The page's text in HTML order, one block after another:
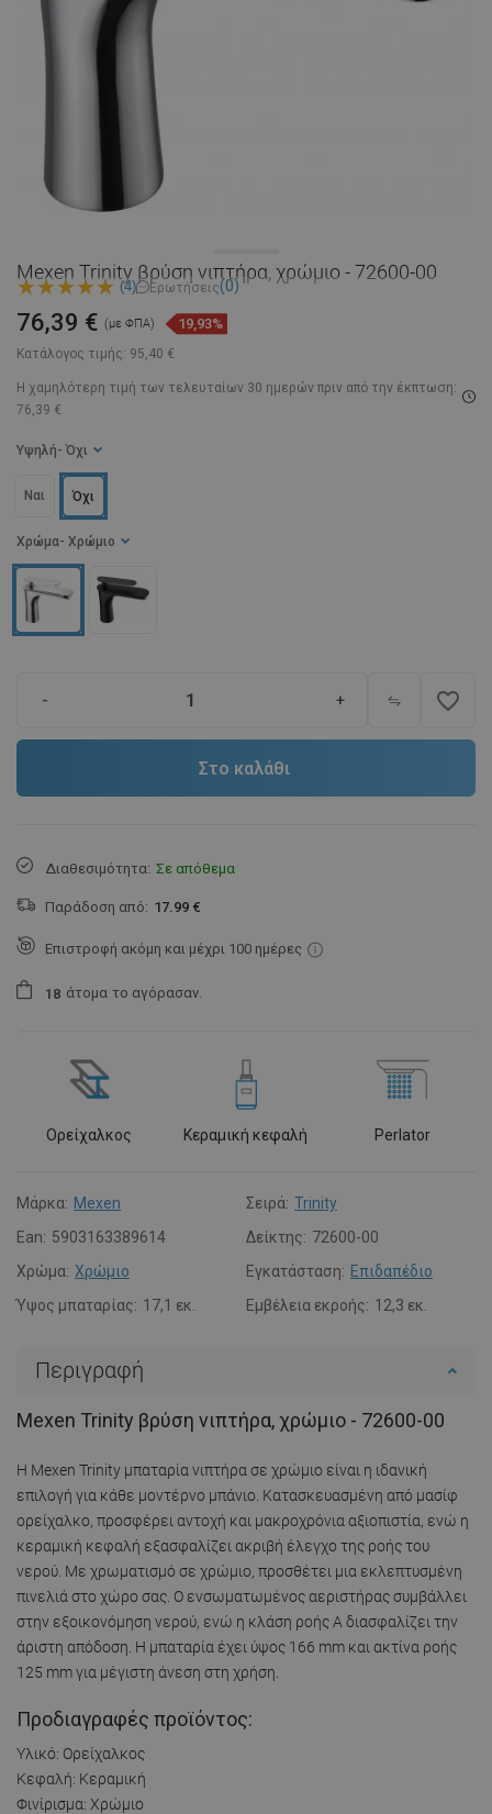
Mexen Trinity βρύση νιπτήρα, χρώμιο - 72600-00
(4) Ερωτήσεις(0)
Κατάλογος τιμής: 95,40 €
76,39 € (με ΦΠΑ) 19,93%
Η χαμηλότερη τιμή των τελευταίων 30 ημερών πριν από την έκπτωση:
76,39 €
Χρώμα - Χρώμιο
Υψηλή - Όχι
Ναι Όχι
- + favorite_border
Στο καλάθι
Διαθεσιμότητα: Σε απόθεμα
Παράδοση από: 17.99 €
Επιστροφή ακόμη και μέχρι 100 ημέρες
1 8 άτομα το αγόρασαν.
Ορείχαλκος Κεραμική κεφαλή Perlator
Μάρκα: Mexen Σειρά: Trinity
Ean: 5903163389614 Δείκτης: 72600-00
Χρώμα: Χρώμιο Εγκατάσταση: Επιδαπέδιο
Ύψος μπαταρίας: 17,1 εκ. Εμβέλεια εκροής: 12,3 εκ.
Περιγραφή
Mexen Trinity βρύση νιπτήρα, χρώμιο - 72600-00
Η Mexen Trinity μπαταρία νιπτήρα σε χρώμιο είναι η ιδανική
επιλογή για κάθε μοντέρνο μπάνιο. Κατασκευασμένη από μασίφ
ορείχαλκο, προσφέρει αντοχή και μακροχρόνια αξιοπιστία, ενώ η
κεραμική κεφαλή εξασφαλίζει ακριβή έλεγχο της ροής του
νερού. Με χρωματισμό σε χρώμιο, προσθέτει μια εκλεπτυσμένη
πινελιά στο χώρο σας. Ο ενσωματωμένος αεριστήρας συμβάλλει
στην εξοικονόμηση νερού, ενώ η κλάση ροής Α διασφαλίζει την
άριστη απόδοση. Η μπαταρία έχει ύψος 166 mm και ακτίνα ροής
125 mm για μέγιστη άνεση στη χρήση.
Προδιαγραφές προϊόντος:
Υλικό: Ορείχαλκος
Κεφαλή: Κεραμική
Φινίρισμα: Χρώμιο